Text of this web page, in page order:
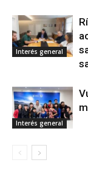
Interés general
Interés general